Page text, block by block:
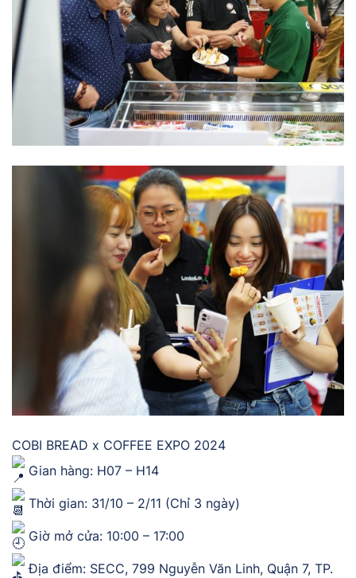
COBI BREAD x COFFEE EXPO 2024
Gian hàng: H07 – H14
Thời gian: 31/10 – 2/11 (Chỉ 3 ngày)
Giờ mở cửa: 10:00 – 17:00
Địa điểm: SECC, 799 Nguyễn Văn Linh, Quận 7, TP.